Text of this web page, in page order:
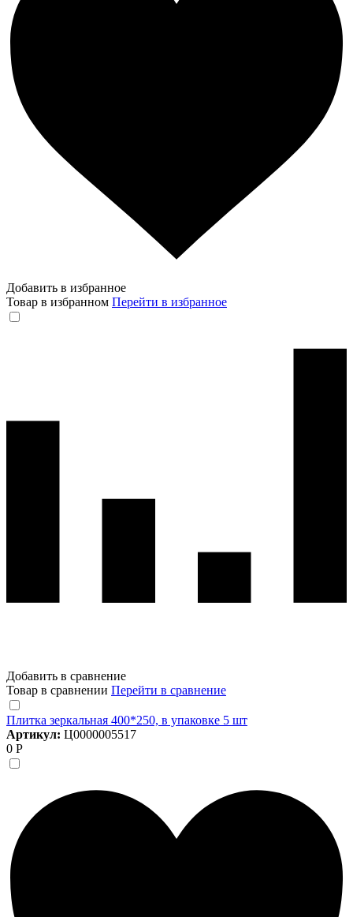
Добавить в избранное
Товар в избранном Перейти в избранное
Добавить в сравнение
Товар в сравнении Перейти в сравнение
Плитка зеркальная 400*250, в упаковке 5 шт
Артикул: Ц0000005517
0 Р